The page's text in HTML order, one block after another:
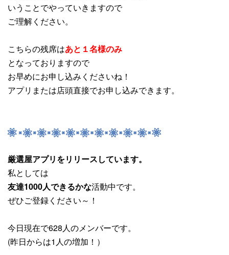
いうことでやっていきますので
ご理解ください。
こちらの残席はあと１名様のみ
となっておりますので
お早めにお申し込みくださいね！
アプリまたは店頭直接でお申し込みできます。
厳選屋アプリをリリースしています。
私としては
友達1000人できるかな活動中です。
ぜひご登録ください～！
今日現在で628人のメンバーです。
(昨日からは1人の増加！）